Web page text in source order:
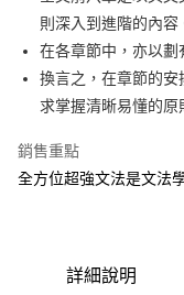
運送方式
宅配
每筆NT$80，滿
郵局寄送
每筆NT$80，滿
則深入到進階的內容
在各章節中，亦以劃
換言之，在章節的
求掌握清晰易懂的原
銷售重點
全方位超強文法是文法
詳細說明